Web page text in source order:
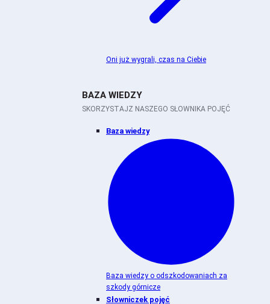
Oni już wygrali, czas na Ciebie
BAZA WIEDZY
SKORZYSTAJZ NASZEGO SŁOWNIKA POJĘĆ
Baza wiedzy
Baza wiedzy o odszkodowaniach za
szkody górnicze
Słowniczek pojęć